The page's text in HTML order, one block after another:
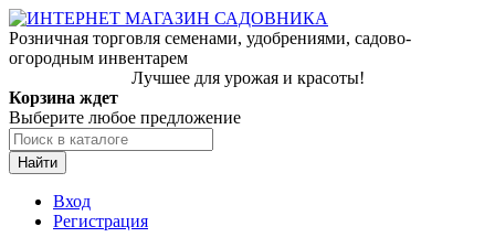
Розничная торговля семенами, удобрениями, садово-
огородным инвентарем
Лучшее для урожая и красоты!
Корзина ждет
Выберите любое предложение
Найти
Вход
Регистрация